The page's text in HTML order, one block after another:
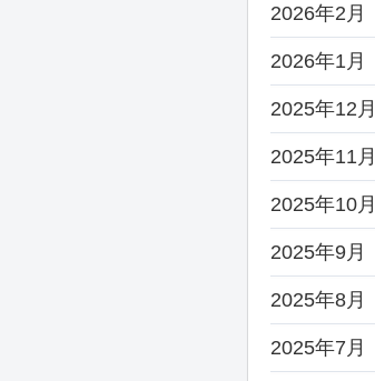
2026年2月
2026年1月
2025年12月
2025年11月
2025年10月
2025年9月
2025年8月
2025年7月